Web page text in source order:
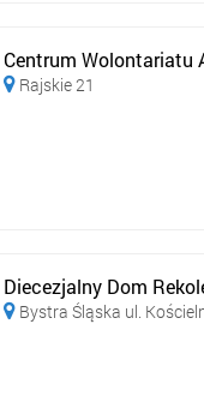
Centrum Wolontariatu
 Rajskie 21
Diecezjalny Dom
 Bystra Śląska ul.